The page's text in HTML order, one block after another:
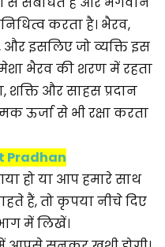
करता है। भैरव,
और इसलिए जो व्यक्ति इस
भैरव की शरण में रहता
शक्ति और साहस प्रदान
ऊर्जा से भी रक्षा करता
Pradhan
हो या आप हमारे साथ
हैं, तो कृपया नीचे दिए
में लिखें।